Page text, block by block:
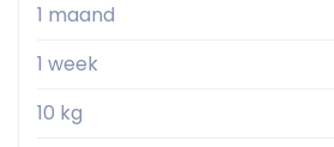
1 maand
1 week
10 kg